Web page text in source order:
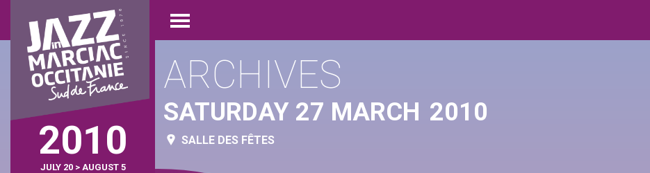
main
content
Open
menu
2010
JULY 20 > AUGUST 5
ARCHIVES
SATURDAY 27 MARCH 2010
SALLE DES FÊTES
Cookies management panel